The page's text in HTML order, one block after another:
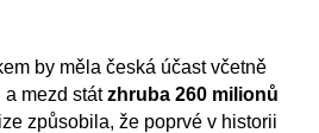
by měla česká účast včetně
a mezd státzhruba 260 milionů
způsobila, že poprvé v historii